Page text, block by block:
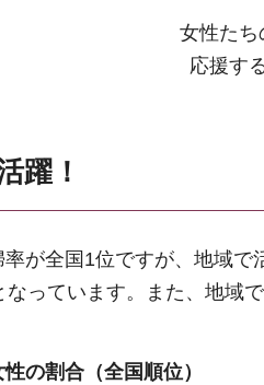
女性たち
応援す
躍！
が全国1位ですが、地域
っています。また、地域
の割合（全国順位）